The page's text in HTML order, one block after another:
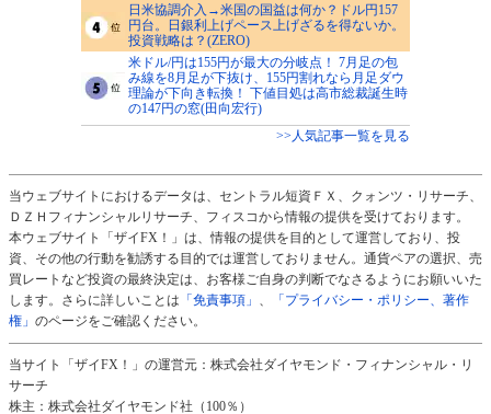
日米協調介入→米国の国益は何か？ドル円157
円台。日銀利上げペース上げざるを得ないか。
投資戦略は？(ZERO)
米ドル/円は155円が最大の分岐点！ 7月足の包
み線を8月足が下抜け、155円割れなら月足ダウ
理論が下向き転換！ 下値目処は高市総裁誕生時
の147円の窓(田向宏行)
>>人気記事一覧を見る
当ウェブサイトにおけるデータは、セントラル短資ＦＸ、クォンツ・リサーチ、
ＤＺＨフィナンシャルリサーチ、フィスコから情報の提供を受けております。
本ウェブサイト「ザイFX！」は、情報の提供を目的として運営しており、投
資、その他の行動を勧誘する目的では運営しておりません。通貨ペアの選択、売
買レートなど投資の最終決定は、お客様ご自身の判断でなさるようにお願いいた
します。さらに詳しいことは 「免責事項」 、
「プライバシー・ポリシー、著作
権」 のページをご確認ください。
当サイト「ザイFX！」の運営元：株式会社ダイヤモンド・フィナンシャル・リ
サーチ
株主：株式会社ダイヤモンド社（100％）